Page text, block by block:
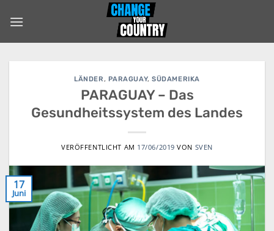
Inhalt
LÄNDER, PARAGUAY,SÜDAMERIKA
PARAGUAY – Das
Gesundheitssystem des Landes
VERÖFFENTLICHT AM 17/06/2019 VON SVEN
17
Juni